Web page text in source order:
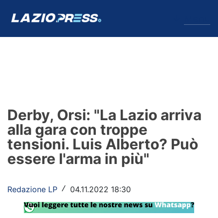
Formello
Infortuni
Primavera
Calciomercato
Lazio Women
Derby, Orsi: "La Lazio arriva
alla gara con troppe
tensioni. Luis Alberto? Può
essere l'arma in più"
Redazione LP / 04.11.2022 18:30